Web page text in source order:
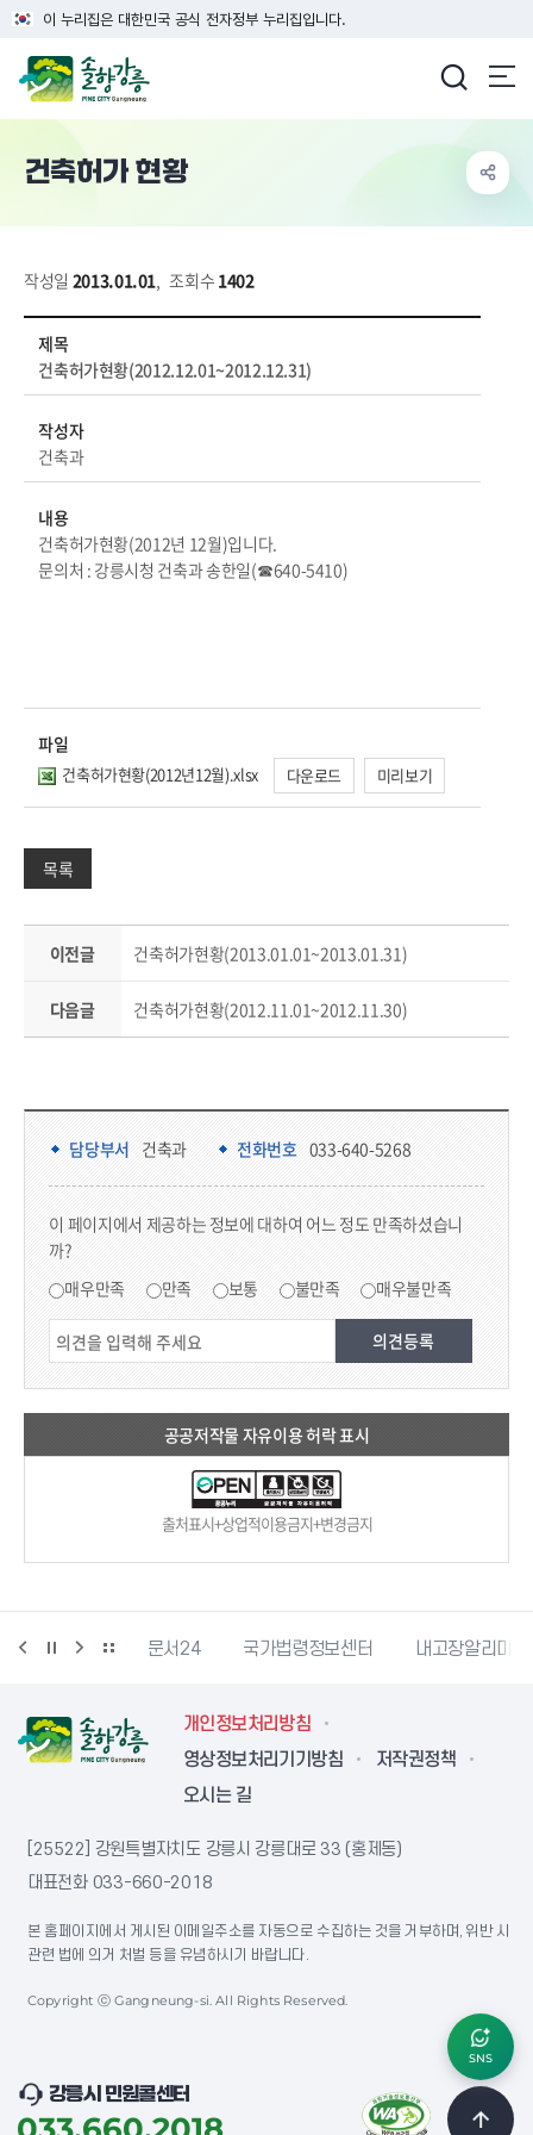
이 누리집은 대한민국 공식 전자정부 누리집입니다.
건축허가 현황
작성일 2013.01.01, 조회수 1402
제목
건축허가현황(2012.12.01~2012.12.31)
작성자
건축과
내용
건축허가현황(2012년 12월)입니다.
문의처 : 강릉시청 건축과 송한일(☎640-5410)
파일
건축허가현황(2012년12월).xlsx 다운로드 미리보기
목록
이전글 건축허가현황(2013.01.01~2013.01.31)
다음글 건축허가현황(2012.11.01~2012.11.30)
담당부서 정보 & 컨텐츠 만족도 조사 & 공공저작물 자유이용 허락 표시
담당부서 건축과 전화번호 033-640-5268
이 페이지에서 제공하는 정보에 대하여 어느 정도 만족하셨습니
까?
매우만족 만족 보통 불만족 매우불만족
공공저작물 자유이용 허락 표시
출처표시+상업적이용금지+변경금지
강릉문화재단 문서24 국가법령정보센터 내고장알리미
개인정보처리방침
영상정보처리기기방침
저작권정책
오시는 길
[25522] 강원특별자치도 강릉시 강릉대로 33 (홍제동)
대표전화 033-660-2018
본 홈페이지에서 게시된 이메일주소를 자동으로 수집하는 것을 거부하며, 위반 시
관련 법에 의거 처벌 등을 유념하시기 바랍니다.
Copyright ⓒ Gangneung-si. All Rights Reserved.
강릉시 민원콜센터
SNS